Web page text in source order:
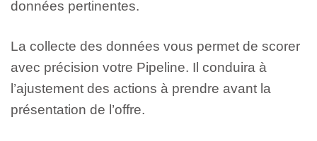
données pertinentes.
La collecte des données vous permet de scorer
avec précision votre Pipeline. Il conduira à
l’ajustement des actions à prendre avant la
présentation de l’offre.